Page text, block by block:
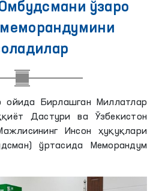
ўзаро
ойида Бирлашган Миллатлар
Дастури ва Ўзбекистон
Инсон ҳуқуқлари
ўртасида Меморандум